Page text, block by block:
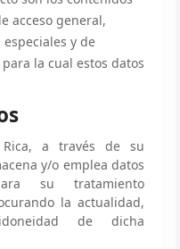
acceso general,
y de
la cual estos datos
a través de su
y/o emplea datos
su tratamiento
la actualidad,
de dicha